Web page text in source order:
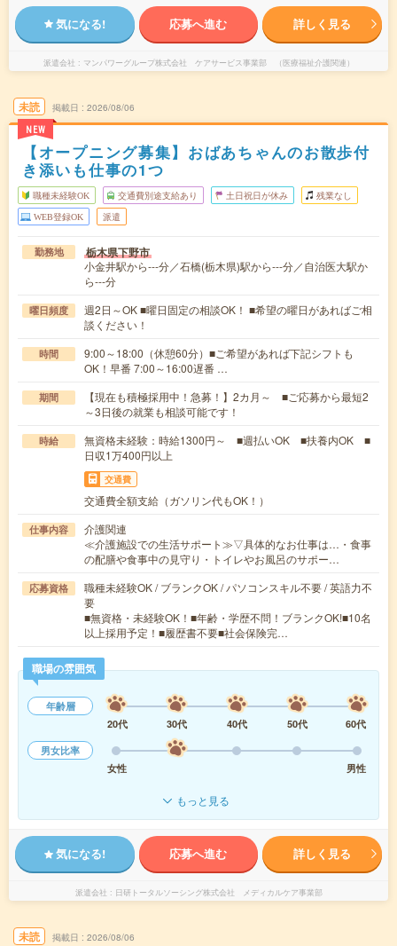
気になる! 応募へ進む 詳しく見る
派遣会社 マンパワーグループ株式会社 ケアサービス事業部 （医療福祉介護関連）
未読
NEW
掲載日 2026/08/06
【オープニング募集】おばあちゃんのお散歩付
き添いも仕事の1つ
職種未経験OK 交通費別途支給あり 土日祝日が休み 残業なし
WEB登録OK 派遣
勤務地 栃木県下野市
小金井駅から---分／石橋(栃木県)駅から---分／自治医大駅か
ら---分
曜日頻度
週2日～OK ■曜日固定の相談OK！ ■希望の曜日があればご相
談ください！
時間
9:00～18:00（休憩60分）■ご希望があれば下記シフトも
OK！早番 7:00～16:00遅番 …
期間
【現在も積極採用中！急募！】2カ月～ ■ご応募から最短2
～3日後の就業も相談可能です！
時給
無資格未経験：時給1300円～ ■週払いOK ■扶養内OK ■
日収1万400円以上
交通費
交通費全額支給（ガソリン代もOK！）
仕事内容
介護関連
≪介護施設での生活サポート≫▽具体的なお仕事は…・食事
の配膳や食事中の見守り・トイレやお風呂のサポー…
応募資格
職種未経験OK / ブランクOK / パソコンスキル不要 / 英語力不
要
■無資格・未経験OK！■年齢・学歴不問！ブランクOK!■10名
以上採用予定！■履歴書不要■社会保険完…
職場の雰囲気
年齢層
20代
30代 40代 50代
60代
男女比率
女性
男性
もっと見る
気になる! 応募へ進む 詳しく見る
派遣会社 日研トータルソーシング株式会社 メディカルケア事業部
未読 掲載日 2026/08/06